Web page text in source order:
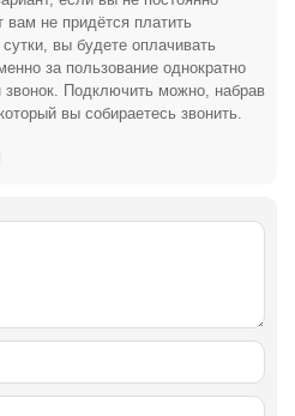
вам не придётся платить
вы будете оплачивать
за пользование однократно
звонок. Подключить можно, набрав
вы собираетесь звонить.